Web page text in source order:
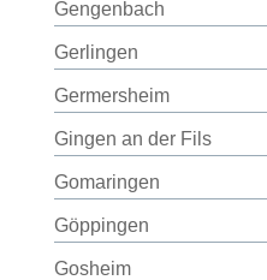
Gengenbach
Gerlingen
Germersheim
Gingen an der Fils
Gomaringen
Göppingen
Gosheim